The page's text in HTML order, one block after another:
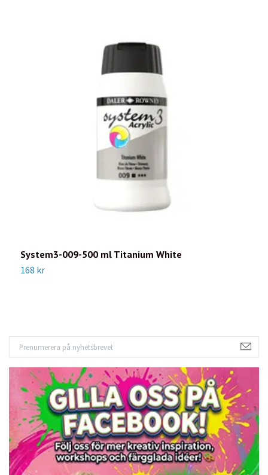
System3-009-500 ml Titanium White
168 kr